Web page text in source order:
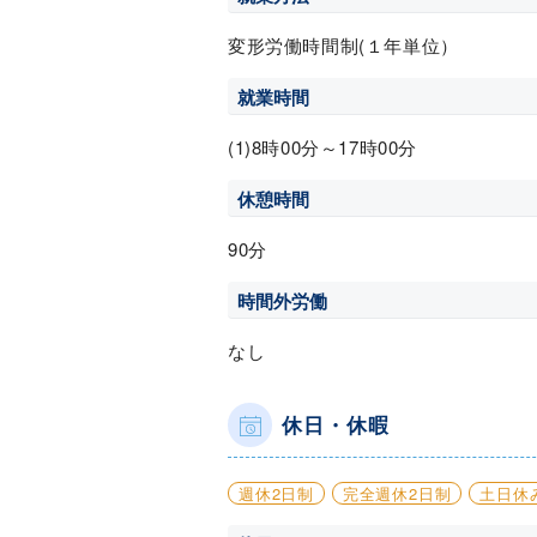
変形労働時間制(１年単位）
就業時間
(1)8時00分～17時00分
休憩時間
90分
時間外労働
なし
休日・休暇
週休2日制 完全週休2日制 土日休